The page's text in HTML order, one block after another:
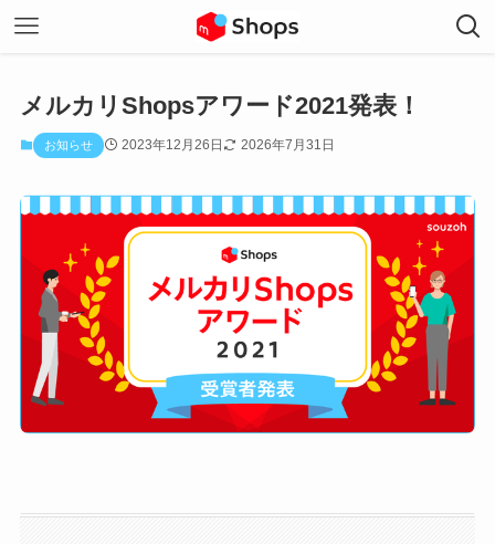
メルカリShopsアワード2021発表！
お知らせ 2023年12月26日 2026年7月31日